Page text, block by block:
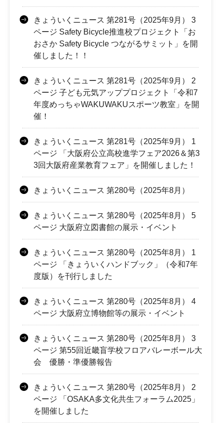
きょういくニュース 第281号（2025年9月） 3
ページ Safety Bicycle推進校プロジェクト「お
おさか Safety Bicycle つながるサミット」を開
催しました！！
きょういくニュース 第281号（2025年9月） 2
ページ 子ども元気アッププロジェクト「令和7
年度めっちゃWAKUWAKUスポーツ教室」を開
催！
きょういくニュース 第281号（2025年9月） 1
ページ 「大阪府公立高校進学フェア2026＆第3
3回大阪府産業教育フェア」を開催しました！
きょういくニュース 第280号（2025年8月）
きょういくニュース 第280号（2025年8月） 5
ページ 大阪府立図書館の展示・イベント
きょういくニュース 第280号（2025年8月） 1
ページ 「きょういくハンドブック」（令和7年
度版）を刊行しました
きょういくニュース 第280号（2025年8月） 4
ページ 大阪府立博物館等の展示・イベント
きょういくニュース 第280号（2025年8月） 3
ページ 第55回近畿盲学校フロアバレーボール大
会 優勝・準優勝報告
きょういくニュース 第280号（2025年8月） 2
ページ 「OSAKA多文化共生フォーラム2025」
を開催しました